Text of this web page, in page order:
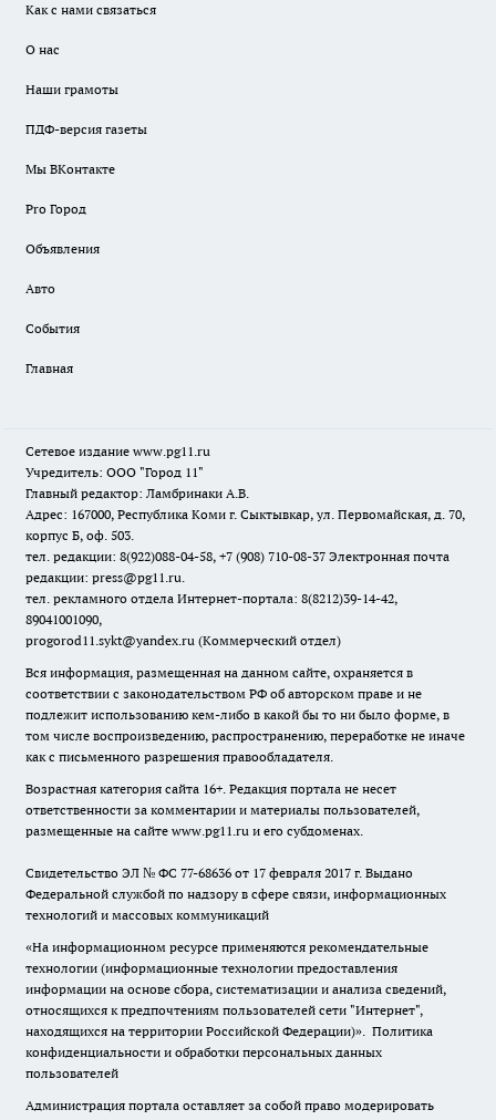
Как с нами связаться
О нас
Наши грамоты
ПДФ-версия газеты
Мы ВКонтакте
Pro Город
Объявления
Авто
События
Главная
Сетевое издание www.pg11.ru
Учредитель: ООО "Город 11"
Главный редактор: Ламбринаки А.В.
Адрес: 167000, Республика Коми г. Сыктывкар, ул. Первомайская, д. 70,
корпус Б, оф. 503.
тел. редакции: 8(922)088-04-58, +7 (908) 710-08-37 Электронная почта
редакции: press@pg11.ru.
тел. рекламного отдела Интернет-портала: 8(8212)39-14-42,
89041001090,
progorod11.sykt@yandex.ru (Коммерческий отдел)
Вся информация, размещенная на данном сайте, охраняется в
соответствии с законодательством РФ об авторском праве и не
подлежит использованию кем-либо в какой бы то ни было форме, в
том числе воспроизведению, распространению, переработке не иначе
как с письменного разрешения правообладателя.
Возрастная категория сайта 16+. Редакция портала не несет
ответственности за комментарии и материалы пользователей,
размещенные на сайте www.pg11.ru и его субдоменах.
Свидетельство ЭЛ № ФС 77-68636 от 17 февраля 2017 г. Выдано
Федеральной службой по надзору в сфере связи, информационных
технологий и массовых коммуникаций
«На информационном ресурсе применяются рекомендательные
технологии (информационные технологии предоставления
информации на основе сбора, систематизации и анализа сведений,
относящихся к предпочтениям пользователей сети "Интернет",
находящихся на территории Российской Федерации)». Политика
конфиденциальности и обработки персональных данных
пользователей
Администрация портала оставляет за собой право модерировать